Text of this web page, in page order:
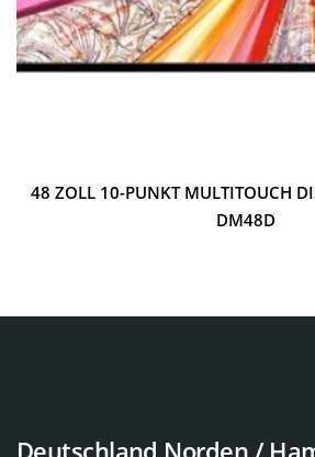
48 ZOLL 10-PUNKT MULTITOUCH
DM48D
Deutschland Norden /